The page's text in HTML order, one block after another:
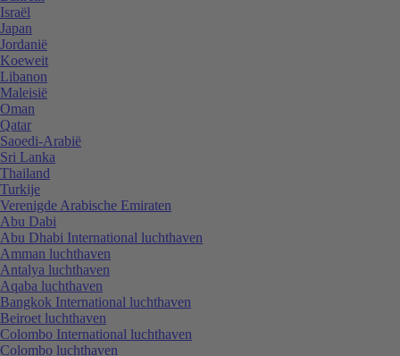
Israël
Japan
Jordanië
Koeweit
Libanon
Maleisië
Oman
Qatar
Saoedi-Arabië
Sri Lanka
Thailand
Turkije
Verenigde Arabische Emiraten
Abu Dabi
Abu Dhabi International luchthaven
Amman luchthaven
Antalya luchthaven
Aqaba luchthaven
Bangkok International luchthaven
Beiroet luchthaven
Colombo International luchthaven
Colombo luchthaven